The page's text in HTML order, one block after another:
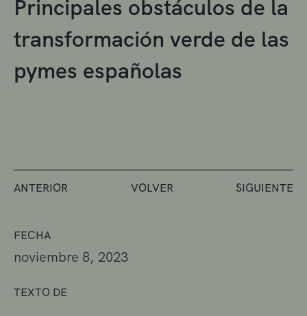
FECHA
noviembre 8, 2023
TEXTO DE
Principales obstáculos de la
transformación verde de las
pymes españolas
ANTERIOR VOLVER SIGUIENTE